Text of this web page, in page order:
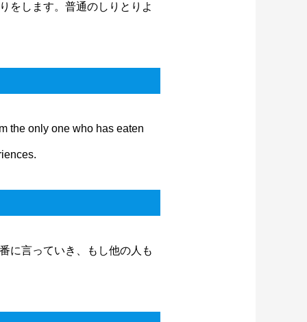
をします。普通のしりとりよ
the only one who has eaten
に言っていき、もし他の人も